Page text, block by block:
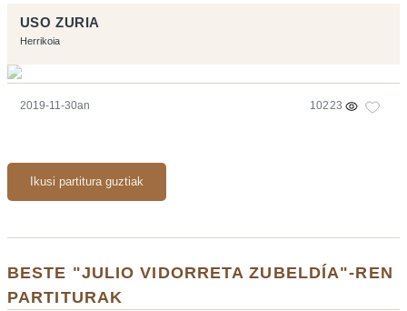
USO ZURIA
Herrikoia
2019-11-30an 10223
Ikusi partitura guztiak
BESTE "JULIO VIDORRETA ZUBELDÍA"-REN
PARTITURAK